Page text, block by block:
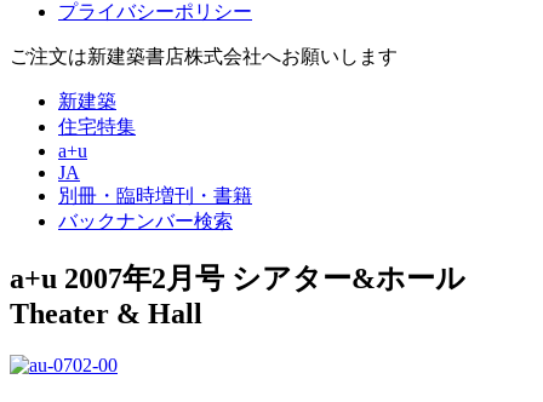
プライバシーポリシー
ご注文は新建築書店株式会社へお願いします
新建築
住宅特集
a+u
JA
別冊・臨時増刊・書籍
バックナンバー検索
a+u 2007年2月号 シアター&ホール
Theater & Hall